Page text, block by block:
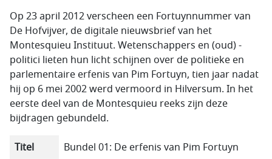
Op 23 april 2012 verscheen een Fortuynnummer van
De Hofvijver, de digitale nieuwsbrief van het
Montesquieu Instituut. Wetenschappers en (oud) -
politici lieten hun licht schijnen over de politieke en
parlementaire erfenis van Pim Fortuyn, tien jaar nadat
hij op 6 mei 2002 werd vermoord in Hilversum. In het
eerste deel van de Montesquieu reeks zijn deze
bijdragen gebundeld.
Titel
Bundel 01: De erfenis van Pim Fortuyn